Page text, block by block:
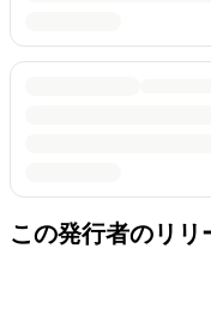
この発行者のリリ